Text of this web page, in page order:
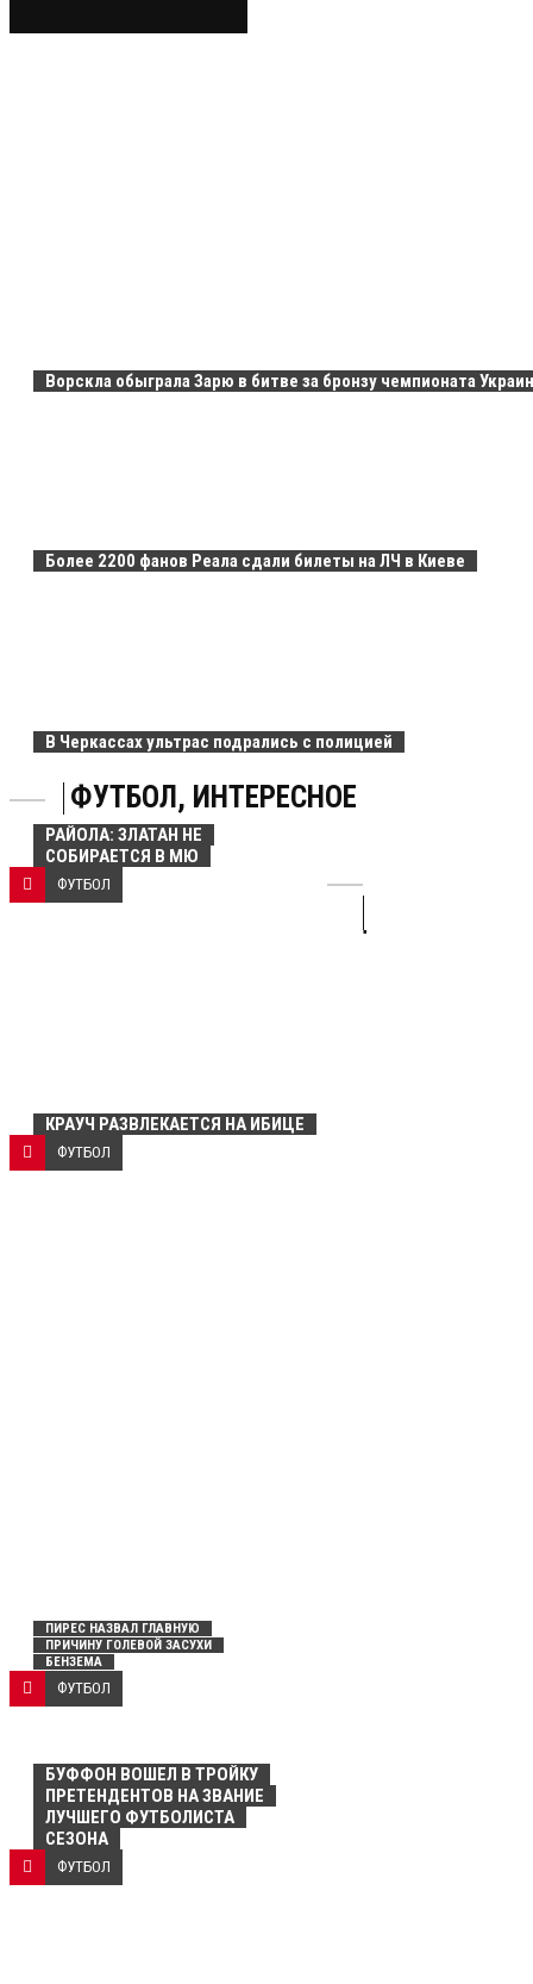
Ворскла обыграла Зарю в битве за бронзу чемпионата
Более 2200 фанов Реала сдали билеты на ЛЧ в Киеве
В Черкассах ультрас подрались с полицией
ФУТБОЛ, ИНТЕРЕСНОЕ
ФУТБОЛ
РАЙОЛА: ЗЛАТАН НЕ
СОБИРАЕТСЯ В МЮ
ФУТБОЛ
КРАУЧ РАЗВЛЕКАЕТСЯ НА ИБИЦЕ
ФУТБОЛ
ПИРЕС НАЗВАЛ ГЛАВНУЮ
ПРИЧИНУ ГОЛЕВОЙ ЗАСУХИ
БЕНЗЕМА
ФУТБОЛ
БУФФОН ВОШЕЛ В ТРОЙКУ
ПРЕТЕНДЕНТОВ НА ЗВАНИЕ
ЛУЧШЕГО ФУТБОЛИСТА
СЕЗОНА
ТЕННИСА